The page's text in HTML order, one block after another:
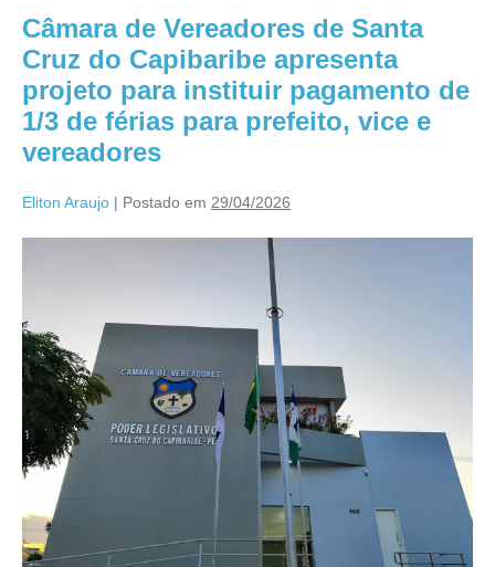
Câmara de Vereadores de Santa
Cruz do Capibaribe apresenta
projeto para instituir pagamento de
1/3 de férias para prefeito, vice e
vereadores
Eliton Araujo | Postado em 29/04/2026